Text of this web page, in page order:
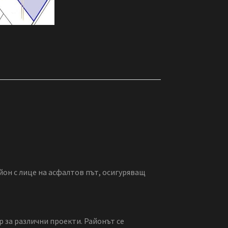
с лице на асфалтов път, осигуряващ
различни проекти. Районът се